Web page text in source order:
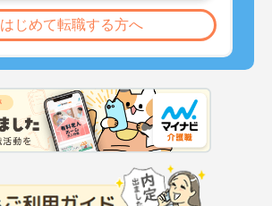
はじめて転職する方へ